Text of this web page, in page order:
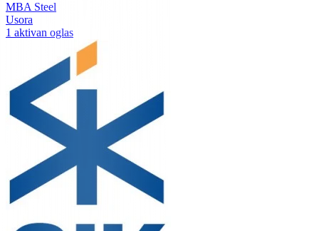
MBA Steel
Usora
1 aktivan oglas